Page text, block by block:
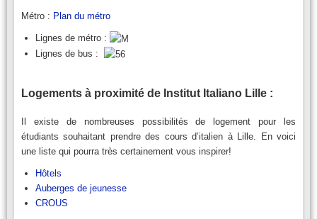
Métro : Plan du métro
Lignes de métro :
Lignes de bus :
Logements à proximité de Institut Italiano Lille :
Il existe de nombreuses possibilités de logement pour les
étudiants souhaitant prendre des cours d’italien à Lille. En voici
une liste qui pourra très certainement vous inspirer!
Hôtels
Auberges de jeunesse
CROUS